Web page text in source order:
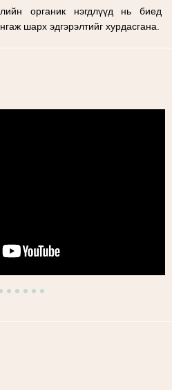
органик нэгдлүүд нь биед
шарх эдгэрэлтийг хурдасгана.